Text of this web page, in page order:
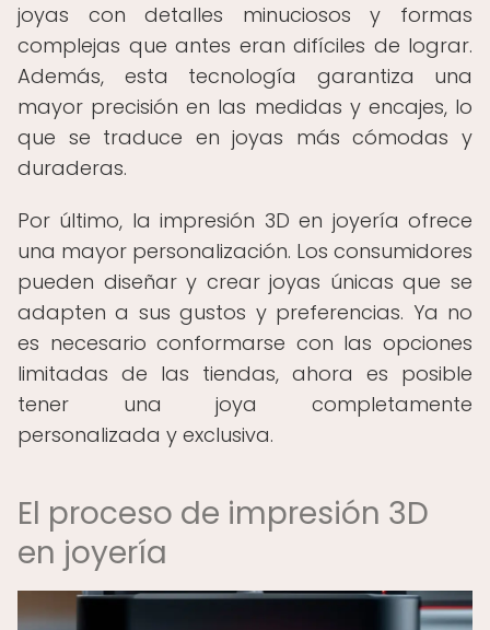
joyas con detalles minuciosos y formas
complejas que antes eran difíciles de lograr.
Además, esta tecnología garantiza una
mayor precisión en las medidas y encajes, lo
que se traduce en joyas más cómodas y
duraderas.
Por último, la impresión 3D en joyería ofrece
una mayor personalización. Los consumidores
pueden diseñar y crear joyas únicas que se
adapten a sus gustos y preferencias. Ya no
es necesario conformarse con las opciones
limitadas de las tiendas, ahora es posible
tener una joya completamente
personalizada y exclusiva.
El proceso de impresión 3D
en joyería